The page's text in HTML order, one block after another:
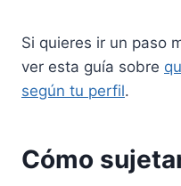
Si quieres ir un paso
ver esta guía sobre
según tu perfil.
Cómo